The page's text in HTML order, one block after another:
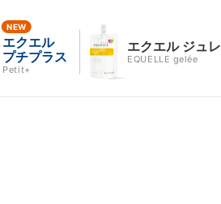
エクエル
プチプラス
Petit+
エクエル ジュレ
EQUELLE gelée